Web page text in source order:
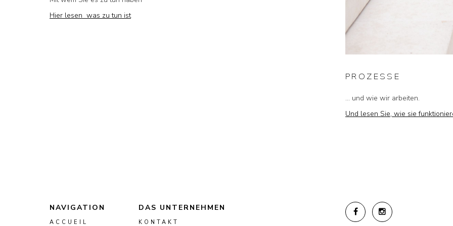
Hier lesen was zu tun ist
PROZESSE
... und wie wir arbeiten.
Und lesen Sie, wie sie
NAVIGATION
ACCUEIL
DAS UNTERNEHMEN
KONTAKT